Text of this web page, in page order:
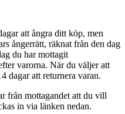
att ångra ditt köp, men
ångerrätt, räknat från den dag
du har mottagit
varorna. När du väljer att
dagar att returnera varan.
från mottagandet att du vill
in via länken nedan.